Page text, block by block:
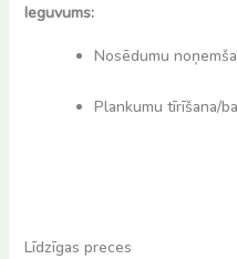
Ieguvums:
Nosēdumu
Plankumu tīrīšana/
Līdzīgas preces